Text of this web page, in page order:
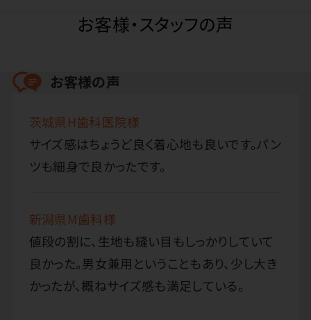
お客様・スタッフの声
お客様の声
茨城県H歯科医院様
サイズ感はちょうど良く着心地も良いです。パン
ツも細身で良かったです。
新潟県M歯科様
値段の割に、生地も縫い目もしっかりしていて
良かった。男女兼用ということもあり、少し大き
かったが、概ねサイズ感も満足している。